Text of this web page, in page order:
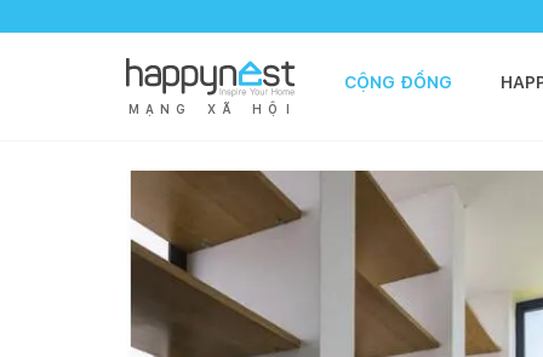
M Ạ N G X Ã H Ộ I
CỘNG ĐỒNG